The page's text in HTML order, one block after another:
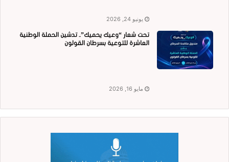
يونيو 24, 2026
تحت شعار “وعيك يحميك”.. تدشين الحملة الوطنية
العاشرة للتوعية بسرطان القولون
مايو 16, 2026